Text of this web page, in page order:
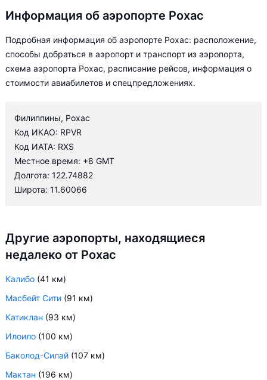
Информация об аэропорте Рохас
Подробная информация об аэропорте Рохас: расположение,
способы добраться в аэропорт и транспорт из аэропорта,
схема аэропорта Рохас, расписание рейсов, информация о
стоимости авиабилетов и спецпредложениях.
Филиппины, Рохас
Код ИКАО: RPVR
Код ИАТА: RXS
Местное время: +8 GMT
Долгота: 122.74882
Широта: 11.60066
Другие аэропорты, находящиеся
недалеко от Рохас
Калибо (41 км)
Масбейт Сити (91 км)
Катиклан (93 км)
Илоило (100 км)
Баколод-Силай (107 км)
Мактан (196 км)